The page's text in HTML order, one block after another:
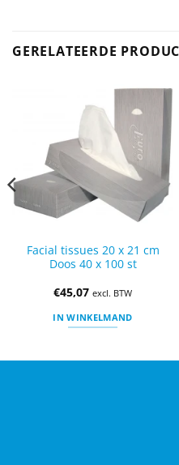
GERELATEERDE
Facial tissues 20 x 21 cm
Doos 40 x 100 st
€45,07 excl. BTW
IN WINKELMAND